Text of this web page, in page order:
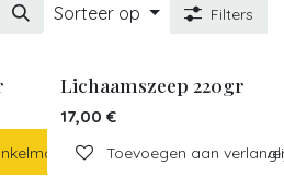
Sorteer op
Filters
Toevoegen aan
Lichaamszeep 220gr
17,00 €
Toevoegen aan